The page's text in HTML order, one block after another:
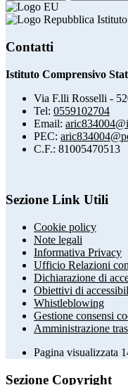
Contatti
Istituto Comprensivo
Via F.lli Rosselli -
Tel: 0559102704
Email:
PEC:
C.F.: 81005470513
Sezione Link Utili
Cookie policy
Note legali
Informativa Privacy
Ufficio Relazioni
Dichiarazione di
Obiettivi di
Whistleblowing
Gestione consensi
Amministrazione
Pagina visualizzata
Sezione Copyright